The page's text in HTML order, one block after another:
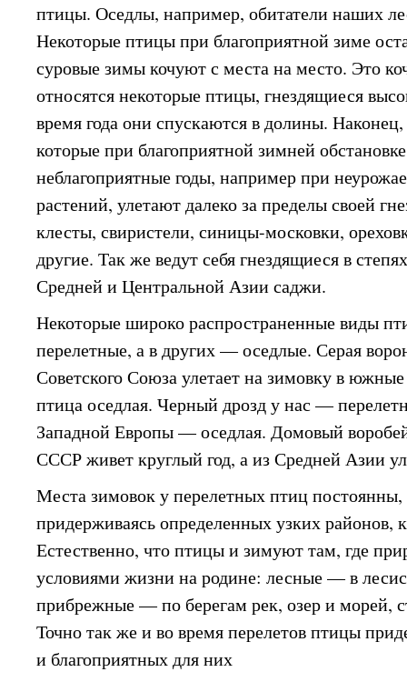
птицы. Оседлы, например, обитатели наших
Некоторые птицы при благоприятной зиме
суровые зимы кочуют с места на место. Это
относятся некоторые птицы, гнездящиеся
время года они спускаются в долины.
которые при благоприятной зимней
неблагоприятные годы, например при
растений, улетают далеко за пределы своей
клесты, свиристели, синицы-московки,
другие. Так же ведут себя гнездящиеся в
Средней и Центральной Азии саджи.
Некоторые широко распространенные виды
перелетные, а в других — оседлые. Серая
Советского Союза улетает на зимовку в
птица оседлая. Черный дрозд у нас —
Западной Европы — оседлая. Домовый
СССР живет круглый год, а из Средней Азии
Места зимовок у перелетных птиц
придерживаясь определенных узких районов,
Естественно, что птицы и зимуют там, где
условиями жизни на родине: лесные — в
прибрежные — по берегам рек, озер и морей,
Точно так же и во время перелетов птицы
и благоприятных для них